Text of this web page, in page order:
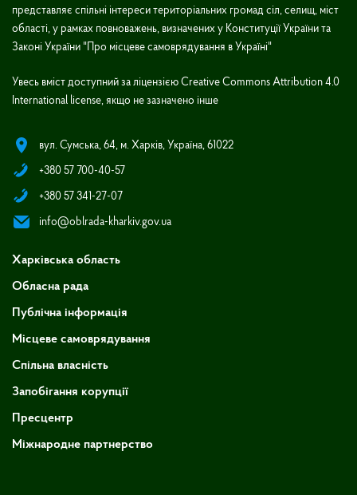
представляє спільні інтереси територіальних громад сіл, селищ, міст
області, у рамках повноважень, визначених у Конституції України та
Законі України "Про місцеве самоврядування в Україні"
Увесь вміст доступний за ліцензією Creative Commons Attribution 4.0
International license, якщо не зазначено інше
вул. Сумська, 64, м. Харків, Україна, 61022
+380 57 700-40-57
+380 57 341-27-07
info@oblrada-kharkiv.gov.ua
Харківська область
Обласна рада
Публічна інформація
Місцеве самоврядування
Спільна власність
Запобігання корупції
Пресцентр
Міжнародне партнерство